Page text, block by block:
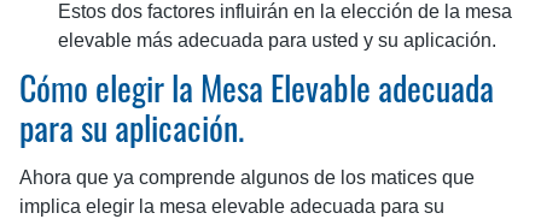
Estos dos factores influirán en la elección de la mesa
elevable más adecuada para usted y su aplicación.
Cómo elegir la Mesa Elevable adecuada
para su aplicación.
Ahora que ya comprende algunos de los matices que
implica elegir la mesa elevable adecuada para su